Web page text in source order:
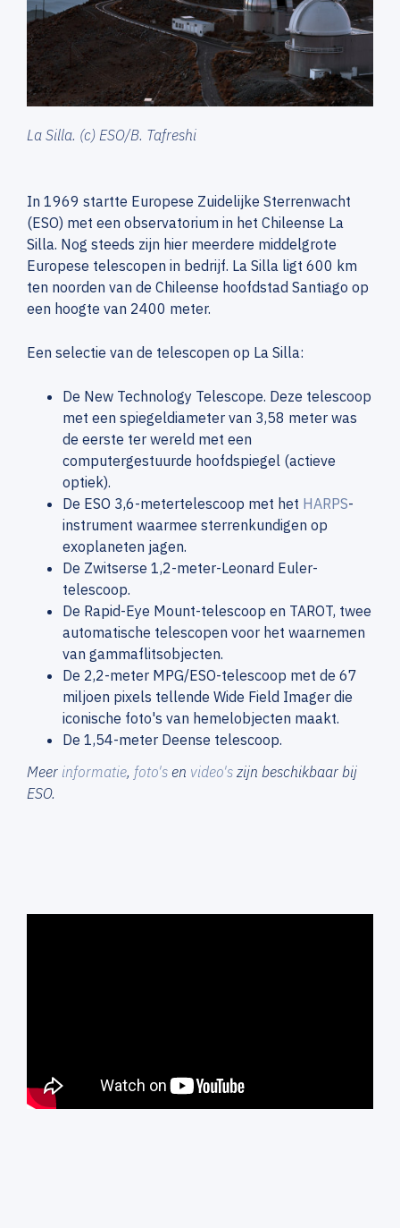
La Silla. (c) ESO/B. Tafreshi
In 1969 startte Europese Zuidelijke Sterrenwacht
(ESO) met een observatorium in het Chileense La
Silla. Nog steeds zijn hier meerdere middelgrote
Europese telescopen in bedrijf. La Silla ligt 600 km
ten noorden van de Chileense hoofdstad Santiago op
een hoogte van 2400 meter.
Een selectie van de telescopen op La Silla:
De New Technology Telescope. Deze telescoop
met een spiegeldiameter van 3,58 meter was
de eerste ter wereld met een
computergestuurde hoofdspiegel (actieve
optiek).
De ESO 3,6-metertelescoop met het HARPS-
instrument waarmee sterrenkundigen op
exoplaneten jagen.
De Zwitserse 1,2-meter-Leonard Euler-
telescoop.
De Rapid-Eye Mount-telescoop en TAROT, twee
automatische telescopen voor het waarnemen
van gammaflitsobjecten.
De 2,2-meter MPG/ESO-telescoop met de 67
miljoen pixels tellende Wide Field Imager die
iconische foto's van hemelobjecten maakt.
De 1,54-meter Deense telescoop.
Meer informatie, foto's en video's zijn beschikbaar bij
ESO.